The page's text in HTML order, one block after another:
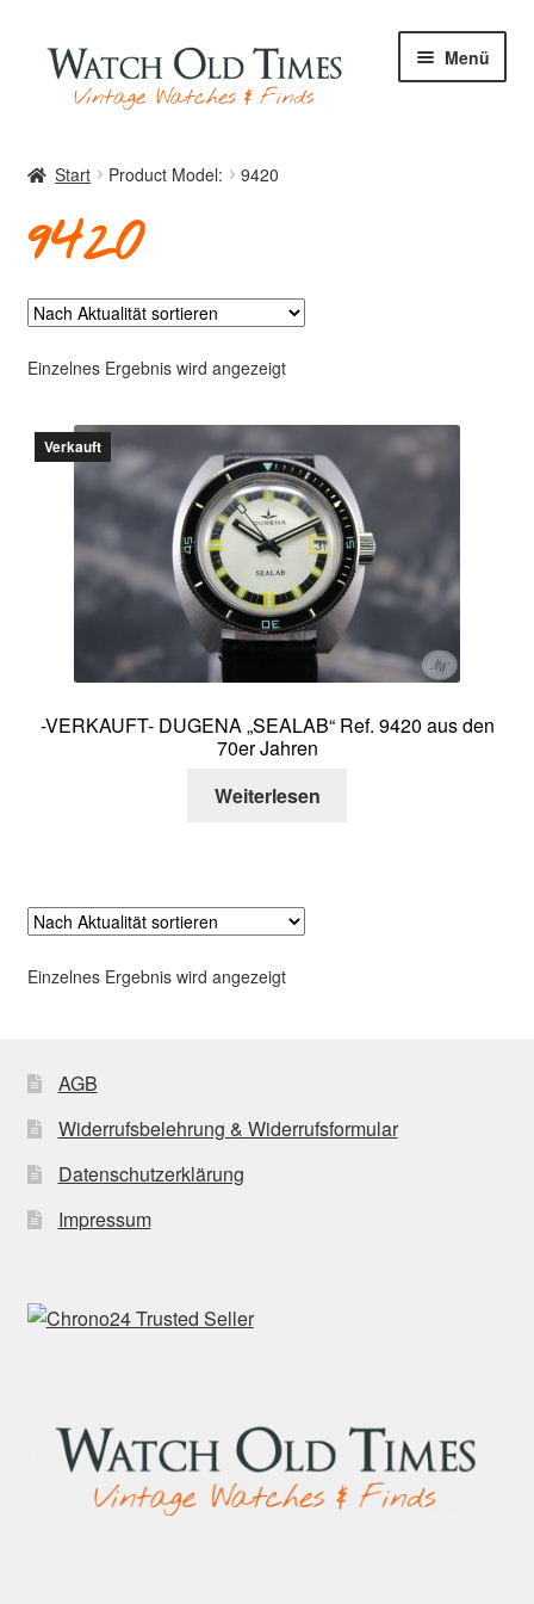
Zur
Navigation
springen
Zum
Inhalt
springen
Menü
Uhren
Archiv
Über mich
Start Product Model: 9420
9420
Einzelnes Ergebnis wird angezeigt
Verkauft
-VERKAUFT- DUGENA „SEALAB“ Ref. 9420 aus den
70er Jahren
Weiterlesen
Einzelnes Ergebnis wird angezeigt
AGB
Widerrufsbelehrung & Widerrufsformular
Datenschutzerklärung
Impressum